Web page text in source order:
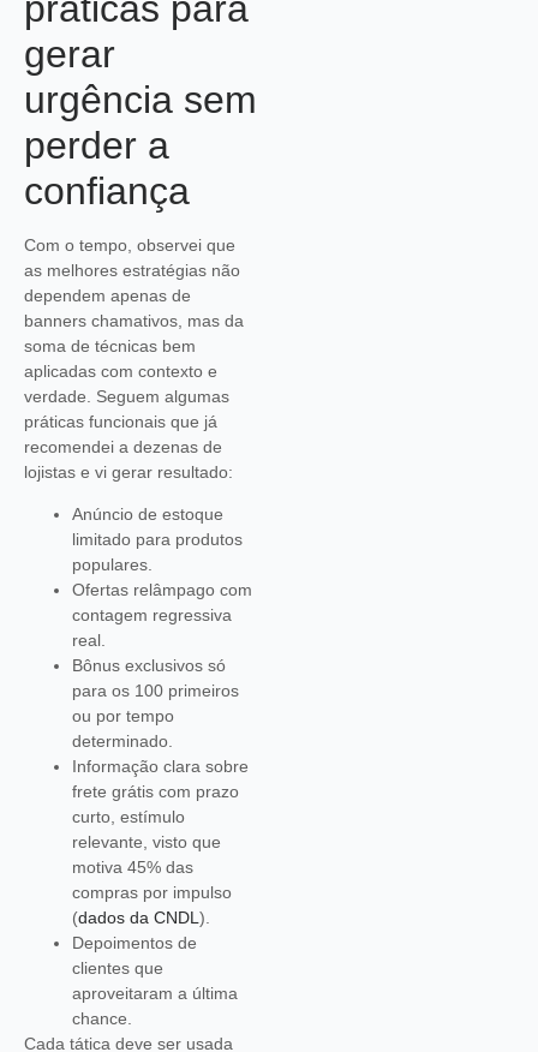
gerar
urgência sem
perder a
confiança
Com o tempo, observei que
as melhores estratégias não
dependem apenas de
banners chamativos, mas da
soma de técnicas bem
aplicadas com contexto e
verdade. Seguem algumas
práticas funcionais que já
recomendei a dezenas de
lojistas e vi gerar resultado:
Anúncio de estoque
limitado para produtos
populares.
Ofertas relâmpago com
contagem regressiva
real.
Bônus exclusivos só
para os 100 primeiros
ou por tempo
determinado.
Informação clara sobre
frete grátis com prazo
curto, estímulo
relevante, visto que
motiva 45% das
compras por impulso
(dados da CNDL).
Depoimentos de
clientes que
aproveitaram a última
chance.
Cada tática deve ser usada